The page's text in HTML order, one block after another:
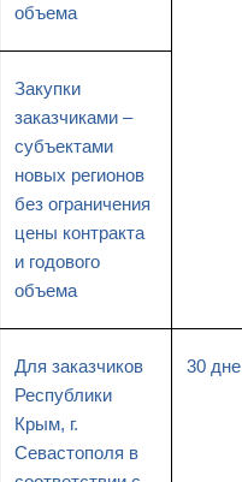
объема
Закупки
заказчиками –
субъектами
новых регионов
без ограничения
цены контракта
и годового
объема
Для заказчиков
Республики
Крым, г.
Севастополя в
30